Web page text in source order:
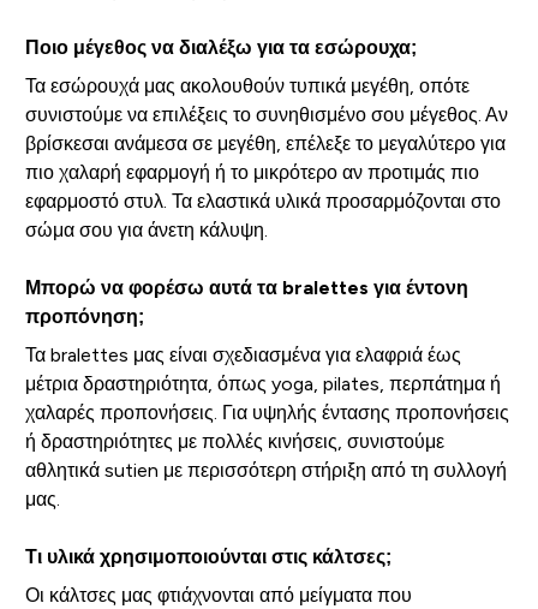
Ποιο μέγεθος να διαλέξω για τα εσώρουχα;
Τα εσώρουχά μας ακολουθούν τυπικά μεγέθη, οπότε
συνιστούμε να επιλέξεις το συνηθισμένο σου μέγεθος. Αν
βρίσκεσαι ανάμεσα σε μεγέθη, επέλεξε το μεγαλύτερο για
πιο χαλαρή εφαρμογή ή το μικρότερο αν προτιμάς πιο
εφαρμοστό στυλ. Τα ελαστικά υλικά προσαρμόζονται στο
σώμα σου για άνετη κάλυψη.
Μπορώ να φορέσω αυτά τα bralettes για έντονη
προπόνηση;
Τα bralettes μας είναι σχεδιασμένα για ελαφριά έως
μέτρια δραστηριότητα, όπως yoga, pilates, περπάτημα ή
χαλαρές προπονήσεις. Για υψηλής έντασης προπονήσεις
ή δραστηριότητες με πολλές κινήσεις, συνιστούμε
αθλητικά sutien με περισσότερη στήριξη από τη συλλογή
μας.
Τι υλικά χρησιμοποιούνται στις κάλτσες;
Οι κάλτσες μας φτιάχνονται από μείγματα που